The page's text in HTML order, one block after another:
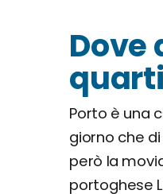
Dove
Porto è una
giorno che
però la
portoghese